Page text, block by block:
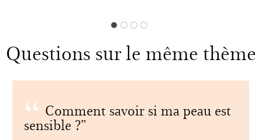
Questions sur le même thème
Comment savoir si ma peau est
sensible ?